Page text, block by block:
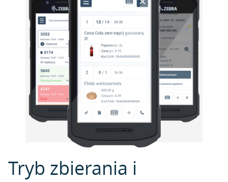
Tryb zbierania i